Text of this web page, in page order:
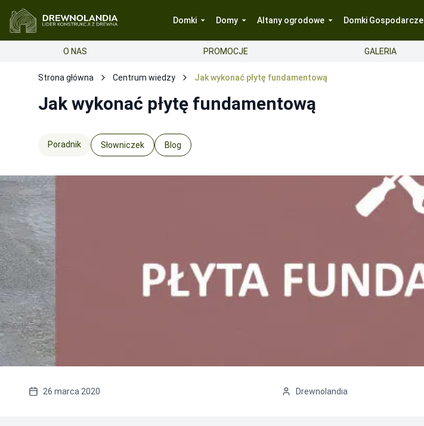
Domki Domy Altany ogrodowe Domki Gospodarcze
O NAS PROMOCJE GALERIA
Strona główna Centrum wiedzy Jak wykonać płytę fundamentową
Jak wykonać płytę fundamentową
Poradnik Słowniczek Blog
26 marca 2020 Drewnolandia